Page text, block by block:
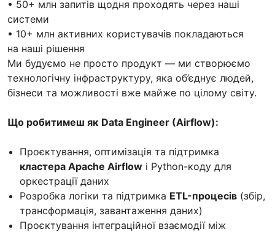
• 50+ млн запитів щодня проходять через наші
системи
• 10+ млн активних користувачів покладаються
на наші рішення
Ми будуємо не просто продукт — ми створюємо
технологічну інфраструктуру, яка об’єднує людей,
бізнеси та можливості вже майже по цілому світу.
Що робитимеш як Data Engineer (Airflow):
Проєктування, оптимізація та підтримка
кластера Apache Airflow і Python-коду для
оркестрації даних
Розробка логіки та підтримка ETL-процесів (збір,
трансформація, завантаження даних)
Проєктування інтеграційної взаємодії між